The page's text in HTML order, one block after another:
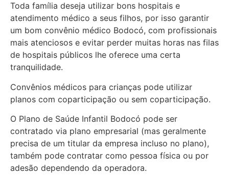
Toda família deseja utilizar bons hospitais e
atendimento médico a seus filhos, por isso garantir
um bom convênio médico Bodocó, com profissionais
mais atenciosos e evitar perder muitas horas nas filas
de hospitais públicos lhe oferece uma certa
tranquilidade.
Convênios médicos para crianças pode utilizar
planos com coparticipação ou sem coparticipação.
O Plano de Saúde Infantil Bodocó pode ser
contratado via plano empresarial (mas geralmente
precisa de um titular da empresa incluso no plano),
também pode contratar como pessoa física ou por
adesão dependendo da operadora.